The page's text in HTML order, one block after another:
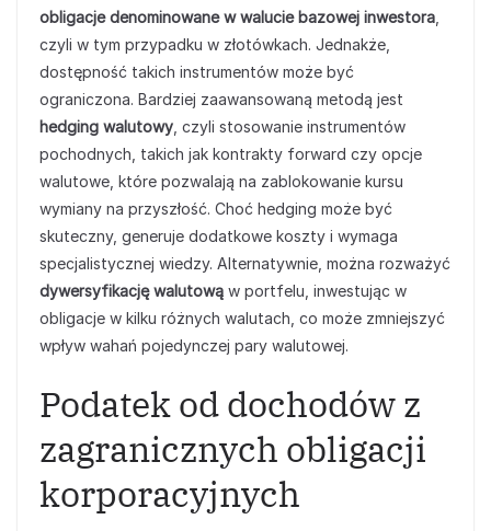
obligacje denominowane w walucie bazowej inwestora
czyli w tym przypadku w złotówkach. Jednakże,
dostępność takich instrumentów może być
ograniczona. Bardziej zaawansowaną metodą jest
hedging walutowy , czyli stosowanie instrumentów
pochodnych, takich jak kontrakty forward czy opcje
walutowe, które pozwalają na zablokowanie kursu
wymiany na przyszłość. Choć hedging może być
skuteczny, generuje dodatkowe koszty i wymaga
specjalistycznej wiedzy. Alternatywnie, można rozważyć
dywersyfikację walutową w portfelu, inwestując w
obligacje w kilku różnych walutach, co może zmniejszyć
wpływ wahań pojedynczej pary walutowej.
Podatek od dochodów z
zagranicznych obligacji
korporacyjnych